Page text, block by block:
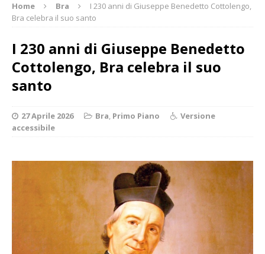
Home Bra
I 230 anni di Giuseppe Benedetto Cottolengo,
Bra celebra il suo santo
I 230 anni di Giuseppe Benedetto
Cottolengo, Bra celebra il suo
santo
27 Aprile 2026 Bra, Primo Piano
Versione
accessibile